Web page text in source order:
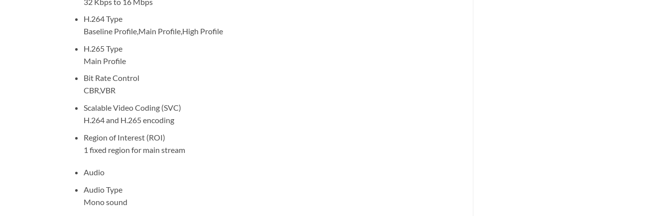
H.264 Type
Baseline Profile,Main Profile,High Profile
H.265 Type
Main Profile
Bit Rate Control
CBR,VBR
Scalable Video Coding (SVC)
H.264 and H.265 encoding
Region of Interest (ROI)
1 fixed region for main stream
Audio
Audio Type
Mono sound